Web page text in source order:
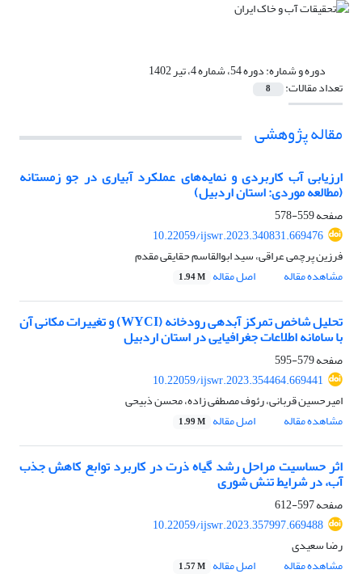
دوره و شماره:دوره 54، شماره 4، تیر 1402
تعداد مقالات: 8
مقاله پژوهشی
ارزیابی آب کاربردی و نمایه‌های عملکرد آبیاری در جو زمستانه
(مطالعه موردی: استان اردبیل)
صفحه559-578
10.22059/ijswr.2023.340831.669476
فرزین پرچمی عراقی، سید ابوالقاسم حقایقی مقدم
مشاهده مقاله
اصل مقاله 1.94 M
تحلیل شاخص تمرکز آبدهی رودخانه (WYCI) و تغییرات مکانی آن
با سامانه اطلاعات جغرافیایی در استان اردبیل‎‎
صفحه579-595
10.22059/ijswr.2023.354464.669441
امیرحسین قربانی، رئوف مصطفی زاده، محسن ذبیحی
مشاهده مقاله
اصل مقاله 1.99 M
اثر حساسیت مراحل رشد گیاه ذرت در کاربرد توابع کاهش جذب
آب، در شرایط تنش شوری
صفحه597-612
10.22059/ijswr.2023.357997.669488
رضا سعیدی
مشاهده مقاله
اصل مقاله 1.57 M